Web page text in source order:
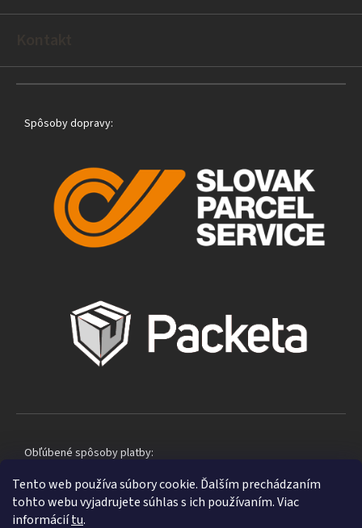
Tento web používa súbory cookie. Ďalším prechádzaním
tohto webu vyjadrujete súhlas s ich používaním. Viac
informáciítu.
i
Spôsoby dopravy:
Obľúbené spôsoby platby: